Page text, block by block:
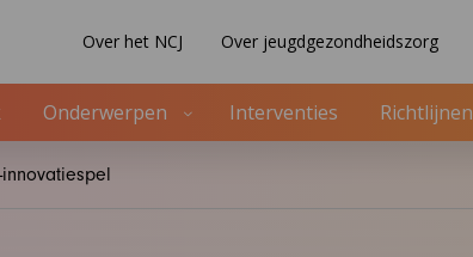
Over het NCJ Over jeugdgezondheidszorg
Onderwerpen Interventies Richtlijnen